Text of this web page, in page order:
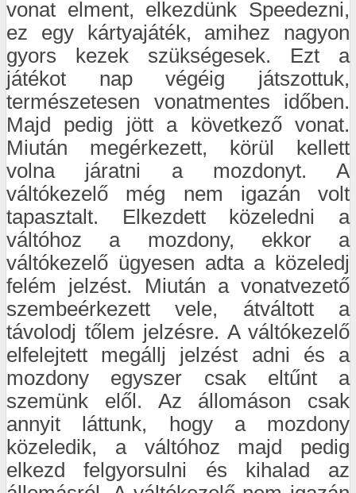
vonat elment, elkezdünk Speedezni,
ez egy kártyajáték, amihez nagyon
gyors kezek szükségesek. Ezt a
játékot nap végéig játszottuk,
természetesen vonatmentes időben.
Majd pedig jött a következő vonat.
Miután megérkezett, körül kellett
volna járatni a mozdonyt. A
váltókezelő még nem igazán volt
tapasztalt. Elkezdett közeledni a
váltóhoz a mozdony, ekkor a
váltókezelő ügyesen adta a közeledj
felém jelzést. Miután a vonatvezető
szembeérkezett vele, átváltott a
távolodj tőlem jelzésre. A váltókezelő
elfelejtett megállj jelzést adni és a
mozdony egyszer csak eltűnt a
szemünk elől. Az állomáson csak
annyit láttunk, hogy a mozdony
közeledik, a váltóhoz majd pedig
elkezd felgyorsulni és kihalad az